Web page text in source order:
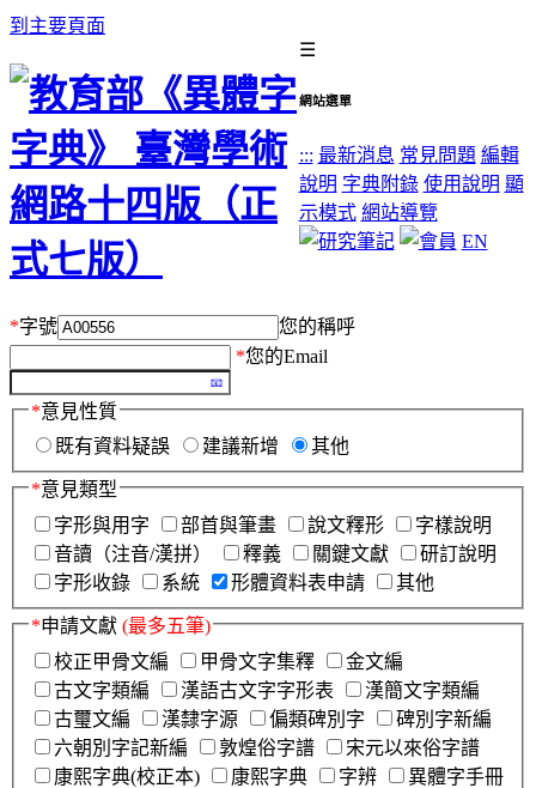
到主要頁面
☰
網站選單
::: 最新消息 常見問題 編輯
說明 字典附錄 使用說明 顯
示模式 網站導覽
EN
*字號
您的稱呼
*您的Email
*意見性質
既有資料疑誤
建議新增 其他
*意見類型
字形與用字
部首與筆畫 說文釋形
字樣說明
音讀（注音/漢拼）
釋義 關鍵文獻
研訂說明
字形收錄
系統 形體資料表申請 其他
*申請文獻 (最多五筆)
校正甲骨文編
甲骨文字集釋
金文編
古文字類編
漢語古文字字形表
漢簡文字類編
古璽文編
漢隸字源 偏類碑別字
碑別字新編
六朝別字記新編
敦煌俗字譜
宋元以來俗字譜
康熙字典(校正本)
康熙字典 字辨
異體字手冊